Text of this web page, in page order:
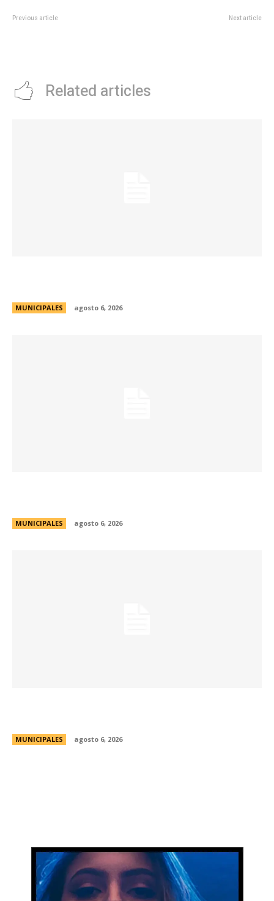
Previous article Next article
Related articles
MUNICIPALES agosto 6, 2026
MUNICIPALES agosto 6, 2026
MUNICIPALES agosto 6, 2026